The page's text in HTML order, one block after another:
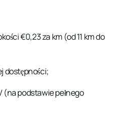
€0,23 za km (od 11 km do
dostępności;
(na podstawie pełnego